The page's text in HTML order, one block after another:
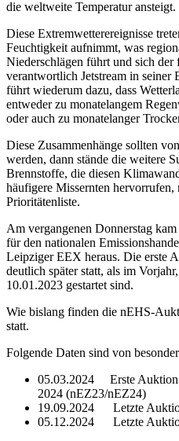
die weltweite Temperatur ansteigt.
Diese Extremwetterereignisse
Feuchtigkeit aufnimmt, was
Niederschlägen führt und sich
verantwortlich Jetstream in seiner
führt wiederum dazu, dass
entweder zu monatelangem
oder auch zu monatelanger
Diese Zusammenhänge sollten
werden, dann stände die weitere
Brennstoffe, die diesen
häufigere Missernten
Prioritätenliste.
Am vergangenen Donnerstag
für den nationalen
Leipziger EEX heraus. Die erste
deutlich später statt, als im
10.01.2023 gestartet sind.
Wie bislang finden die nEHS-
statt.
Folgende Daten sind von
05.03.2024 Erste Auktion
2024 (nEZ23/nEZ24)
19.09.2024 Letzte
05.12.2024 Letzte